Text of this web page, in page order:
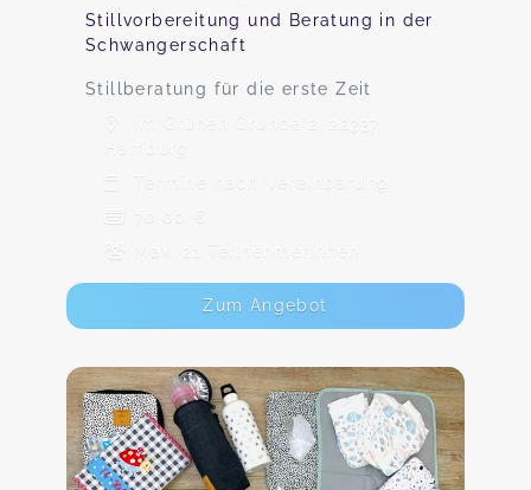
Stillvorbereitung und Beratung in der
Schwangerschaft
Stillberatung für die erste Zeit
Im Grünen Grunde 2, 22337
Hamburg
Termine nach Vereinbarung
70,00 €
Max. 21 TeilnehmerInnen
Zum Angebot